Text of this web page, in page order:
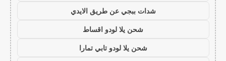
شدات ببجي عن طريق الايدي
شحن يلا لودو اقساط
شحن يلا لودو تابي تمارا